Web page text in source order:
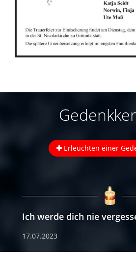
Erleuchten einer
Ich werde dich nie
17.07.2023